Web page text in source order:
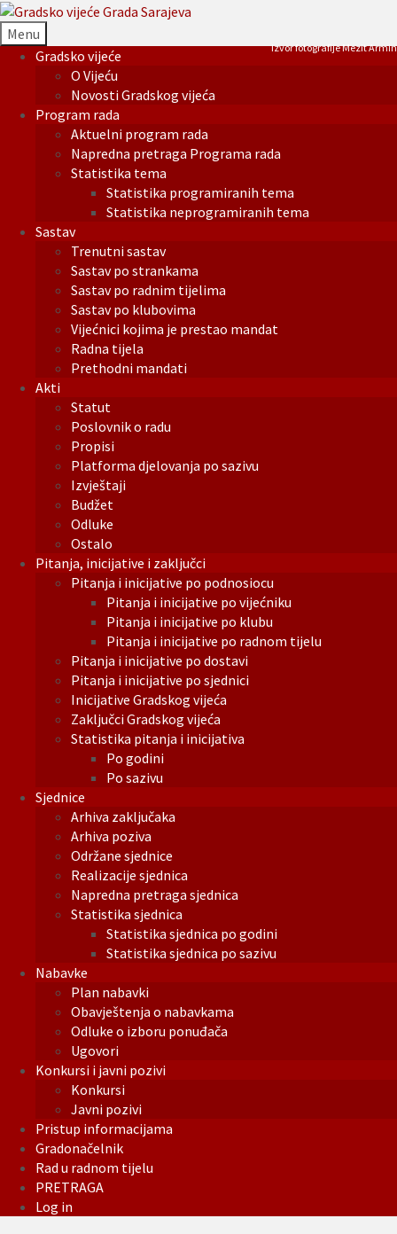
Menu
Gradsko vijeće
O Vijeću
Novosti Gradskog vijeća
Program rada
Aktuelni program rada
Napredna pretraga Programa rada
Statistika tema
Statistika programiranih tema
Statistika neprogramiranih tema
Sastav
Trenutni sastav
Sastav po strankama
Sastav po radnim tijelima
Sastav po klubovima
Vijećnici kojima je prestao mandat
Radna tijela
Prethodni mandati
Akti
Statut
Poslovnik o radu
Propisi
Platforma djelovanja po sazivu
Izvještaji
Budžet
Odluke
Ostalo
Pitanja, inicijative i zaključci
Pitanja i inicijative po podnosiocu
Pitanja i inicijative po vijećniku
Pitanja i inicijative po klubu
Pitanja i inicijative po radnom tijelu
Pitanja i inicijative po dostavi
Pitanja i inicijative po sjednici
Inicijative Gradskog vijeća
Zaključci Gradskog vijeća
Statistika pitanja i inicijativa
Po godini
Po sazivu
Sjednice
Arhiva zaključaka
Arhiva poziva
Održane sjednice
Realizacije sjednica
Napredna pretraga sjednica
Statistika sjednica
Statistika sjednica po godini
Statistika sjednica po sazivu
Nabavke
Plan nabavki
Obavještenja o nabavkama
Odluke o izboru ponuđača
Ugovori
Konkursi i javni pozivi
Konkursi
Javni pozivi
Pristup informacijama
Gradonačelnik
Rad u radnom tijelu
PRETRAGA
Log in
Izvor fotografije Mezit Armin